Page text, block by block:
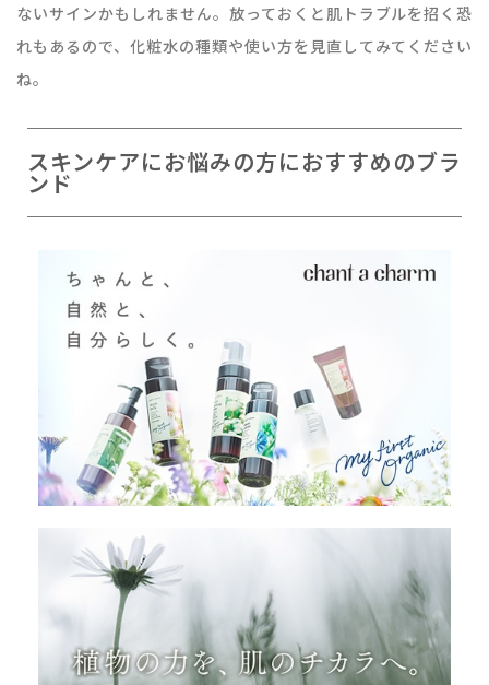
ないサインかもしれません。放っておくと肌トラブルを招く恐
れもあるので、化粧水の種類や使い方を見直してみてください
ね。
スキンケアにお悩みの方におすすめのブラ
ンド